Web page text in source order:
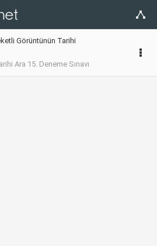
Görüntünün Tarihi
Ara 15. Deneme Sınavı